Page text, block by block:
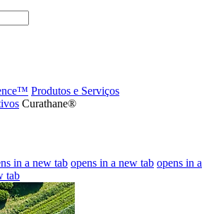
Produtos e Serviços
Curathane®
in a new tab opens in a new tab opens in a
tab